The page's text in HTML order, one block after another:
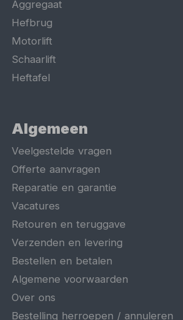
Aggregaat
Hefbrug
Motorlift
Schaarlift
Heftafel
Algemeen
Veelgestelde vragen
Offerte aanvragen
Reparatie en garantie
Vacatures
Retouren en teruggave
Verzenden en levering
Bestellen en betalen
Algemene voorwaarden
Over ons
Bestelling herroepen / annuleren